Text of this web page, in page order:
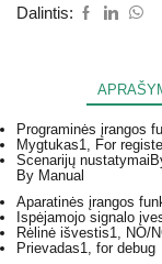
Dalintis:
Programinės įrangos
Mygtukas1, For
Scenarijų nustatymai
By Manual
Aparatinės įrangos
Ispėjamojo signalo
Rėlinė išvestis1, NO/
Prievadas1, for debug